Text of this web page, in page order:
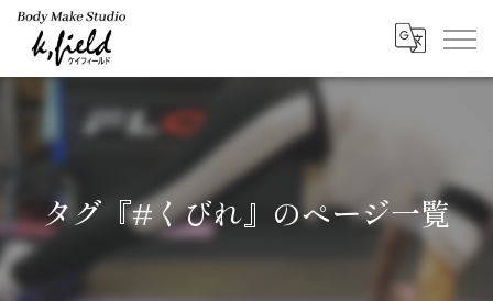
タグ『#くびれ』のページ一覧